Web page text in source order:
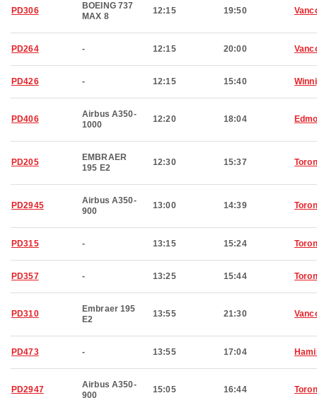
PD306
BOEING 737
MAX 8
12:15 19:50
PD264 - 12:15 20:00
PD426 - 12:15 15:40
PD406
Airbus A350-
1000
12:20 18:04
PD205
EMBRAER
195 E2
12:30 15:37
PD2945
Airbus A350-
900
13:00 14:39
PD315 - 13:15 15:24
PD357 - 13:25 15:44
PD310
Embraer 195
E2
13:55 21:30
PD473 - 13:55 17:04
PD2947
Airbus A350-
900
15:05 16:44